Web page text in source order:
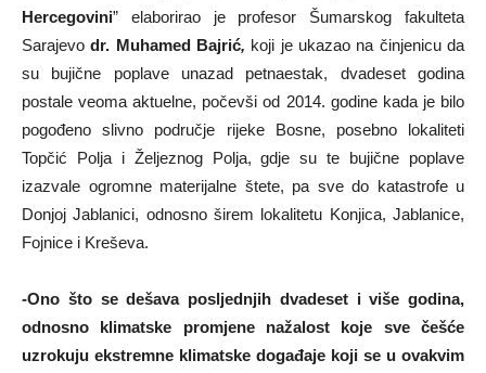
Hercegovini” elaborirao je profesor Šumarskog fakulteta
Sarajevo dr. Muhamed Bajrić, koji je ukazao na činjenicu da
su bujične poplave unazad petnaestak, dvadeset godina
postale veoma aktuelne, počevši od 2014. godine kada je bilo
pogođeno slivno područje rijeke Bosne, posebno lokaliteti
Topčić Polja i Željeznog Polja, gdje su te bujične poplave
izazvale ogromne materijalne štete, pa sve do katastrofe u
Donjoj Jablanici, odnosno širem lokalitetu Konjica, Jablanice,
Fojnice i Kreševa.
-Ono što se dešava posljednjih dvadeset i više godina,
odnosno klimatske promjene nažalost koje sve češće
uzrokuju ekstremne klimatske događaje koji se u ovakvim